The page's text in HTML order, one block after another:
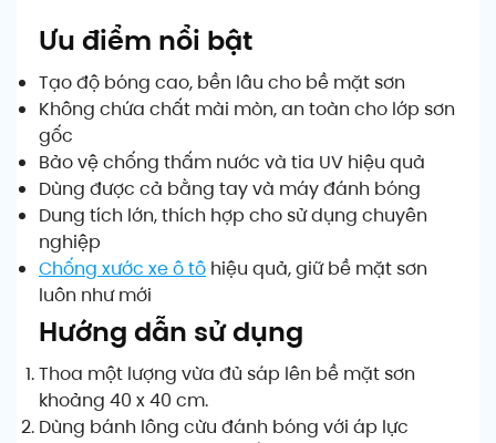
Ưu điểm nổi bật
Tạo độ bóng cao, bền lâu cho bề mặt sơn
Không chứa chất mài mòn, an toàn cho lớp sơn
gốc
Bảo vệ chống thấm nước và tia UV hiệu quả
Dùng được cả bằng tay và máy đánh bóng
Dung tích lớn, thích hợp cho sử dụng chuyên
nghiệp
Chống xước xe ô tô hiệu quả, giữ bề mặt sơn
luôn như mới
Hướng dẫn sử dụng
Thoa một lượng vừa đủ sáp lên bề mặt sơn
khoảng 40 x 40 cm.
Dùng bánh lông cừu đánh bóng với áp lực